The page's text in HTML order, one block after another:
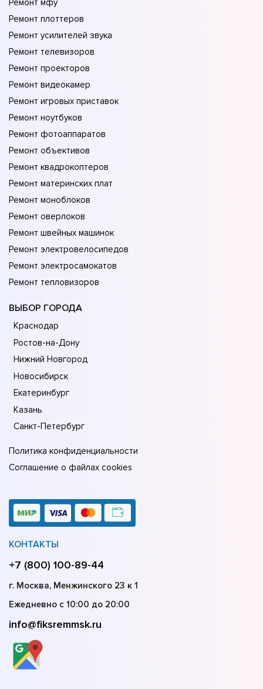
Ремонт мфу
Ремонт плоттеров
Ремонт усилителей звука
Ремонт телевизоров
Ремонт проекторов
Ремонт видеокамер
Ремонт игровых приставок
Ремонт ноутбуков
Ремонт фотоаппаратов
Ремонт объективов
Ремонт квадрокоптеров
Ремонт материнских плат
Ремонт моноблоков
Ремонт оверлоков
Ремонт швейных машинок
Ремонт электровелосипедов
Ремонт электросамокатов
Ремонт тепловизоров
ВЫБОР ГОРОДА
Краснодар
Ростов-на-Дону
Нижний Новгород
Новосибирск
Екатеринбург
Казань
Санкт-Петербург
Политика конфиденциальности
Соглашение о файлах cookies
КОНТАКТЫ
+7 (800) 100-89-44
г. Москва, Менжинского 23 к 1
Ежедневно с 10:00 до 20:00
info@fiksremmsk.ru